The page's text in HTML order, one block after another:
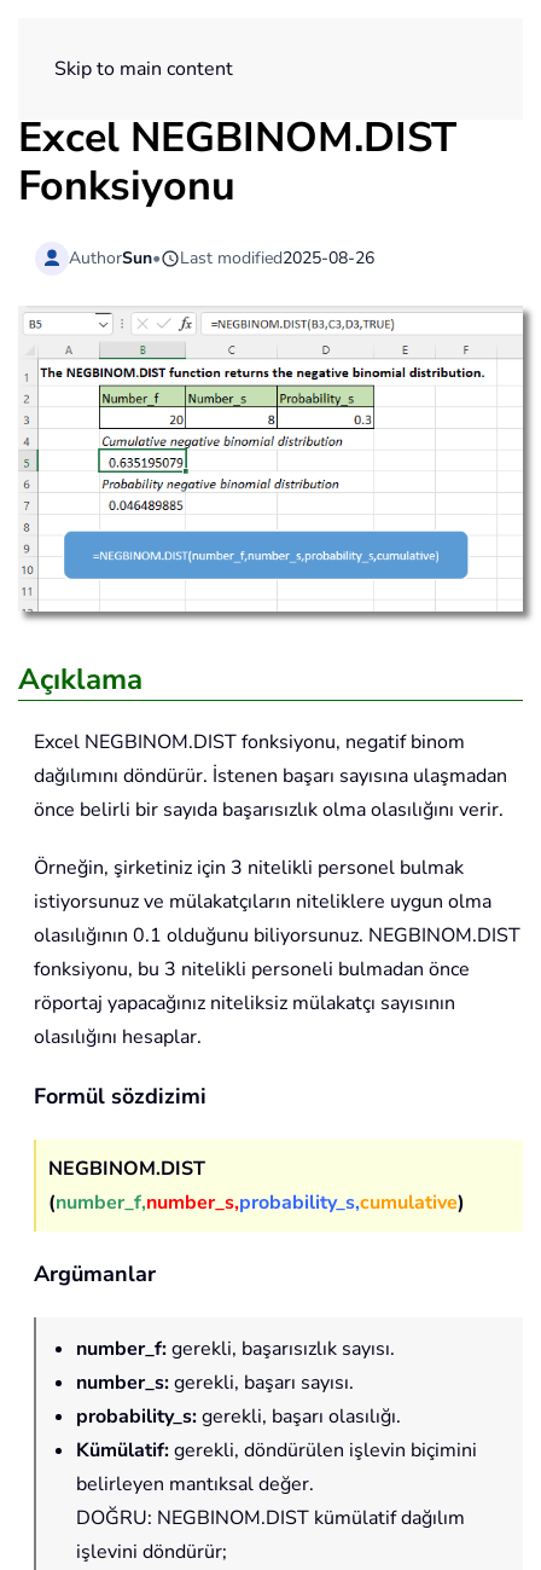
Skip to main content
Excel NEGBINOM.DIST
Fonksiyonu
AuthorSun• Last modified2025-08-26
Açıklama
Excel NEGBINOM.DISTfonksiyonu, negatif binom
dağılımını döndürür. İstenen başarı sayısına ulaşmadan
önce belirli bir sayıda başarısızlık olma olasılığını verir.
Örneğin, şirketiniz için 3 nitelikli personel bulmak
istiyorsunuz ve mülakatçıların niteliklere uygun olma
olasılığının 0.1 olduğunu biliyorsunuz. NEGBINOM.DIST
fonksiyonu, bu 3 nitelikli personeli bulmadan önce
röportaj yapacağınız niteliksiz mülakatçı sayısının
olasılığını hesaplar.
Formül sözdizimi
NEGBINOM.DIST
(number_f,number_s,probability_s,cumulative)
Argümanlar
number_f:gerekli, başarısızlık sayısı.
number_s:gerekli, başarı sayısı.
probability_s:gerekli, başarı olasılığı.
Kümülatif:gerekli, döndürülen işlevin biçimini
belirleyen mantıksal değer.
DOĞRU: NEGBINOM.DIST kümülatif dağılım
işlevini döndürür;